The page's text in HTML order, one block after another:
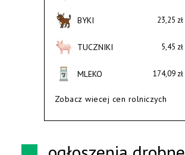
BYKI 23,25 zł
TUCZNIKI 5,45 zł
MLEKO 174,09 zł
Zobacz wiecej cen rolniczych